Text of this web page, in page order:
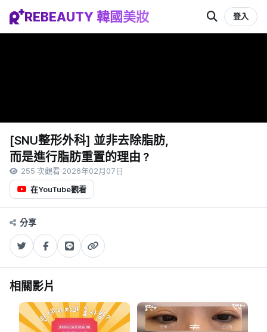
REBEAUTY 韓國美妝 登入
[SNU整形外科] 並非去除脂肪，
而是進行脂肪重置的理由？
255 次觀看·2026年02月07日
在YouTube觀看
分享
相關影片